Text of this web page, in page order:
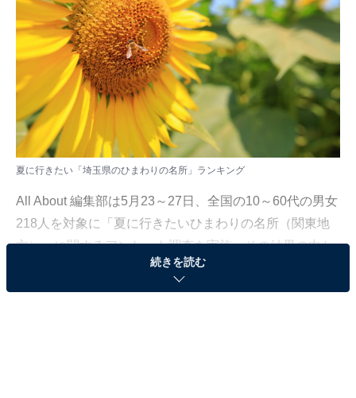
夏に行きたい「埼玉県のひまわりの名所」ランキング
All About 編集部は5月23～27日、全国の10～60代の男女
218人を対象に「夏に行きたいひまわりの名所（関東地
方）」に関するアンケート調査を実施。その結果の中か
ら、今回は「夏に行きたい埼玉県のひまわりの名所ラン
キング」を発表します。
続きを読む